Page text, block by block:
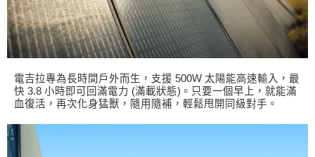
電吉拉專為長時間戶外而生，支援 500W 太陽能高速輸入，最
快 3.8 小時即可回滿電力 (滿載狀態)。只要一個早上，就能滿
血復活，再次化身猛獸，隨用隨補，輕鬆甩開同級對手。